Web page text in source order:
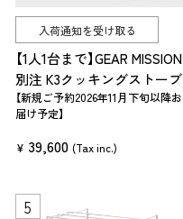
入荷通知を受け取る
【1人1台まで】GEAR MISSION
別注 K3クッキングストーブ
【新規ご予約2026年11月下旬以降お
届け予定】
¥ 39,600 (Tax inc.)